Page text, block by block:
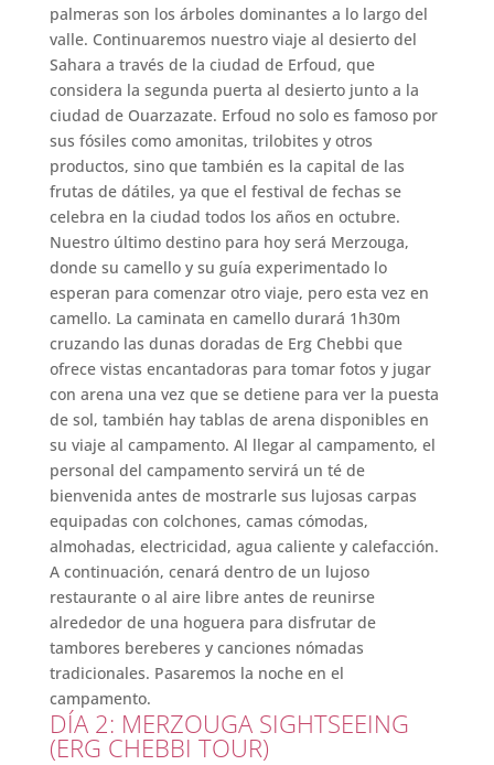
palmeras son los árboles dominantes a lo largo del
valle. Continuaremos nuestro viaje al desierto del
Sahara a través de la ciudad de Erfoud, que
considera la segunda puerta al desierto junto a la
ciudad de Ouarzazate. Erfoud no solo es famoso por
sus fósiles como amonitas, trilobites y otros
productos, sino que también es la capital de las
frutas de dátiles, ya que el festival de fechas se
celebra en la ciudad todos los años en octubre.
Nuestro último destino para hoy será Merzouga,
donde su camello y su guía experimentado lo
esperan para comenzar otro viaje, pero esta vez en
camello. La caminata en camello durará 1h30m
cruzando las dunas doradas de Erg Chebbi que
ofrece vistas encantadoras para tomar fotos y jugar
con arena una vez que se detiene para ver la puesta
de sol, también hay tablas de arena disponibles en
su viaje al campamento. Al llegar al campamento, el
personal del campamento servirá un té de
bienvenida antes de mostrarle sus lujosas carpas
equipadas con colchones, camas cómodas,
almohadas, electricidad, agua caliente y calefacción.
A continuación, cenará dentro de un lujoso
restaurante o al aire libre antes de reunirse
alrededor de una hoguera para disfrutar de
tambores bereberes y canciones nómadas
tradicionales. Pasaremos la noche en el
campamento.
DÍA 2: MERZOUGA SIGHTSEEING
(ERG CHEBBI TOUR)